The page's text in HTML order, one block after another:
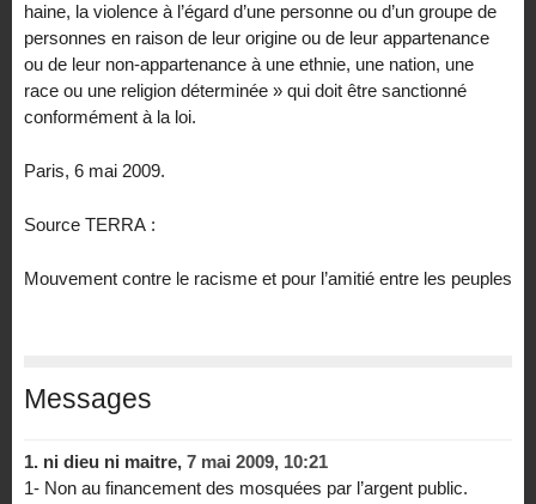
haine, la violence à l’égard d’une personne ou d’un groupe de
personnes en raison de leur origine ou de leur appartenance
ou de leur non-appartenance à une ethnie, une nation, une
race ou une religion déterminée » qui doit être sanctionné
conformément à la loi.
Paris, 6 mai 2009.
Source TERRA :
Mouvement contre le racisme et pour l’amitié entre les peuples
Messages
1. ni dieu ni maitre, 7 mai 2009, 10:21
1- Non au financement des mosquées par l’argent public.